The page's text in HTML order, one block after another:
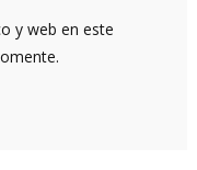
y web en este